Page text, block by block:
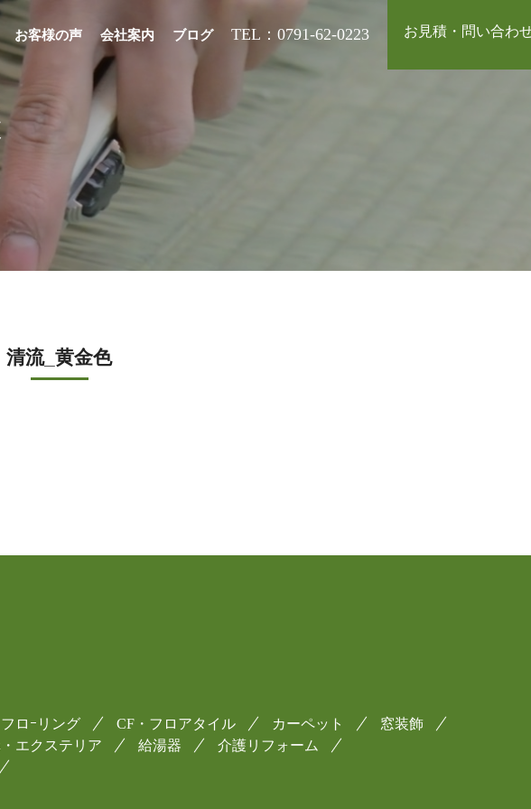
お客様の声 会社案内 ブログ TEL：0791-62-0223 お見積・問い合わ
清流_黄金色
フロｰリング CF・フロアタイル カーペット
窓装飾
エクステリア 給湯器
介護リフォーム